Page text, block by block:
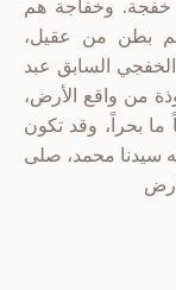
خفجة. وخفاجة هم
بطن من عقيل،
السابق عبد
من واقع الأرض،
بحراً، وقد تكون
سيدنا محمد، صلى